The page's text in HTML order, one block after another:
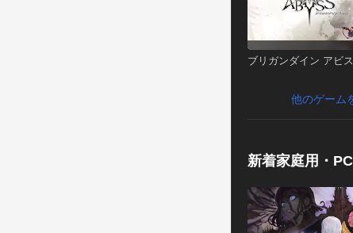
ブリガンダイン アビス
他のゲーム
新着家庭用・